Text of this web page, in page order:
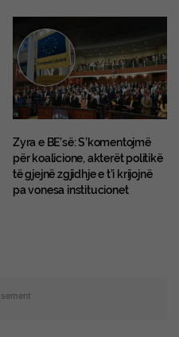
Zyra e BE’së: S’komentojmë
për koalicione, akterët politikë
të gjejnë zgjidhje e t’i krijojnë
pa vonesa institucionet